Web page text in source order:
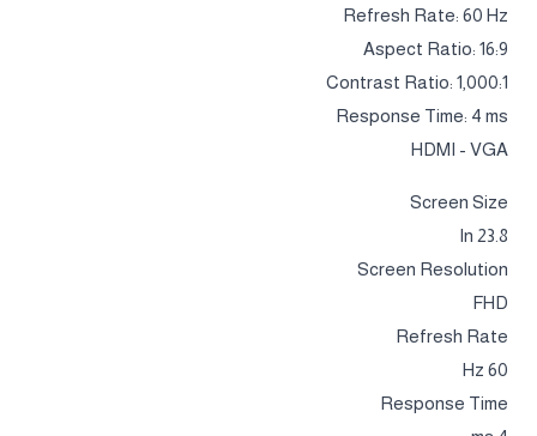
Refresh Rate: 60 Hz
Aspect Ratio: 16:9
Contrast Ratio: 1,000:1
Response Time: 4 ms
HDMI - VGA
Screen Size
23.8 In
Screen Resolution
FHD
Refresh Rate
60 Hz
Response Time